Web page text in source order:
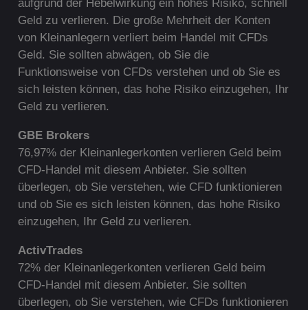
aufgrund der Hebelwirkung ein hohes Risiko, schnell
Geld zu verlieren. Die große Mehrheit der Konten
von Kleinanlegern verliert beim Handel mit CFDs
Geld. Sie sollten abwägen, ob Sie die
Funktionsweise von CFDs verstehen und ob Sie es
sich leisten können, das hohe Risiko einzugehen, Ihr
Geld zu verlieren.
G BE Brokers
76,97% der Kleinanlegerkonten verlieren Geld beim
CFD-Handel mit diesem Anbieter. Sie sollten
überlegen, ob Sie verstehen, wie CFD funktionieren
und ob Sie es sich leisten können, das hohe Risiko
einzugehen, Ihr Geld zu verlieren.
ActivTrades
72% der Kleinanlegerkonten verlieren Geld beim
CFD-Handel mit diesem Anbieter. Sie sollten
überlegen, ob Sie verstehen, wie CFDs funktionieren